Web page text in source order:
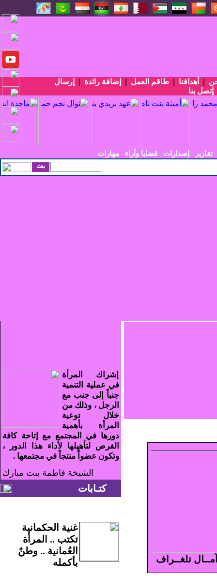
أهدافنا طاقم العمل إضافة رائدة
إرسال
إتصل بنا
تقارير إصدارات قضايا وأراء
مهارات
تلغــراف
إشراك المرأة
في عملية التنمية
جنباً إلى جنب مع
الرجل ، وذلك من
خلال توعية
المرأة بأهمية
دورها في المجتمع مع إتاحة كافة
الفرص لتأهيلها لأداء هذا الدور ،
وتكون عضواً منتجاً في مجتمعها .
الشيخة فاطمة بنت مبارك
كتـابات
غنية الحكمانية
تكتب .. المرأة
العُمانية .. وطنٌ
بأكمله